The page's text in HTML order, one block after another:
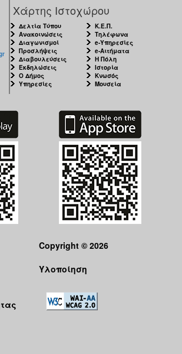
Χάρτης Ιστοχώρου
Δελτία Τύπου
Ανακοινώσεις
Διαγωνισμοί
Προσλήψεις
Διαβουλεύσεις
Εκδηλώσεις
Ο Δήμος
Υπηρεσίες
Κ.Ε.Π.
Τηλέφωνα
e-Υπηρεσίες
e-Αιτήματα
Η Πόλη
Ιστορία
Κνωσός
Μουσεία
Copyright © 2026
Υλοποίηση